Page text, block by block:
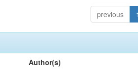
previous 1
Author(s)